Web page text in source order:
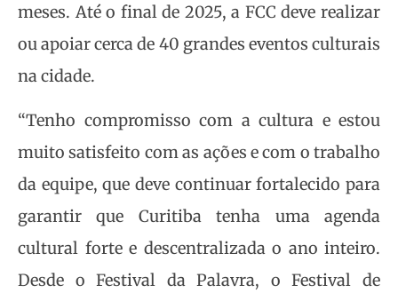
meses. Até o final de 2025, a FCC deve realizar
ou apoiar cerca de 40 grandes eventos culturais
na cidade.
“Tenho compromisso com a cultura e estou
muito satisfeito com as ações e com o trabalho
da equipe, que deve continuar fortalecido para
garantir que Curitiba tenha uma agenda
cultural forte e descentralizada o ano inteiro.
Desde o Festival da Palavra, o Festival de